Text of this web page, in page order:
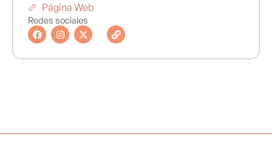
Página Web
Redes sociales
F
a
c
e
I
n
s
t
X
-
t
w
L
i
n
k